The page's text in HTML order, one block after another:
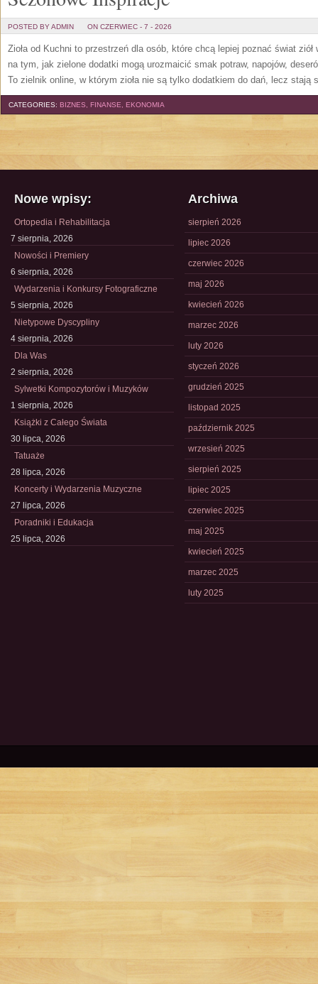
POSTED BY ADMIN ON CZERWIEC - 7 - 2026
Zioła od Kuchni to przestrzeń dla osób, które chcą lepiej poznać świat
na tym, jak zielone dodatki mogą urozmaicić smak potraw, napojów,
To zielnik online, w którym zioła nie są tylko dodatkiem do dań, lecz stają
CATEGORIES: BIZNES, FINANSE, EKONOMIA
Nowe wpisy:
Ortopedia i Rehabilitacja
7 sierpnia, 2026
Nowości i Premiery
6 sierpnia, 2026
Wydarzenia i Konkursy Fotograficzne
5 sierpnia, 2026
Nietypowe Dyscypliny
4 sierpnia, 2026
Dla Was
2 sierpnia, 2026
Sylwetki Kompozytorów i Muzyków
1 sierpnia, 2026
Książki z Całego Świata
30 lipca, 2026
Tatuaże
28 lipca, 2026
Koncerty i Wydarzenia Muzyczne
27 lipca, 2026
Poradniki i Edukacja
25 lipca, 2026
Archiwa
sierpień 2026
lipiec 2026
czerwiec 2026
maj 2026
kwiecień 2026
marzec 2026
luty 2026
styczeń 2026
grudzień 2025
listopad 2025
październik 2025
wrzesień 2025
sierpień 2025
lipiec 2025
czerwiec 2025
maj 2025
kwiecień 2025
marzec 2025
luty 2025